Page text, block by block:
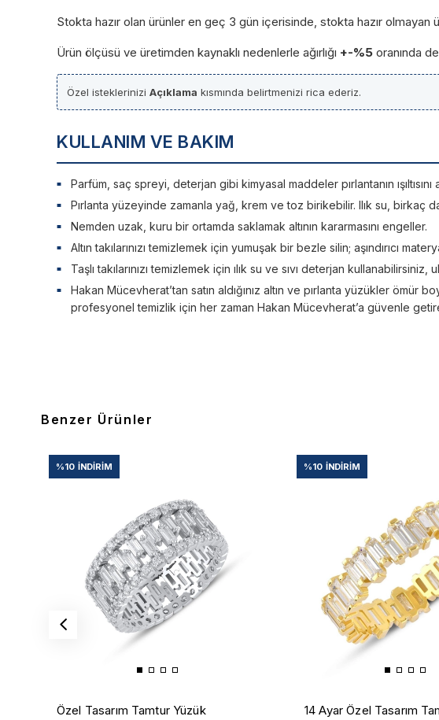
Stokta hazır olan ürünler en geç 3 gün içerisinde, stokta hazır
Ürün ölçüsü ve üretimden kaynaklı nedenlerle ağırlığı +-%5 oranında
Özel isteklerinizi Açıklama kısmında belirtmenizi rica ederiz.
KULLANIM VE BAKIM
Parfüm, saç spreyi, deterjan gibi kimyasal maddeler pırlantanın
Pırlanta yüzeyinde zamanla yağ, krem ve toz birikebilir. Ilık su, birkaç
Nemden uzak, kuru bir ortamda saklamak altının kararmasını engeller.
Altın takılarınızı temizlemek için yumuşak bir bezle silin; aşındırıcı
Taşlı takılarınızı temizlemek için ılık su ve sıvı deterjan
Hakan Mücevherat’tan satın aldığınız altın ve pırlanta yüzükler ömür
profesyonel temizlik için her zaman Hakan Mücevherat’a güvenle
Benzer Ürünler
Özel Tasarım Tamtur Yüzük
%10 İNDIRIM
14 Ayar Özel Tasarım
%10 İNDIRIM